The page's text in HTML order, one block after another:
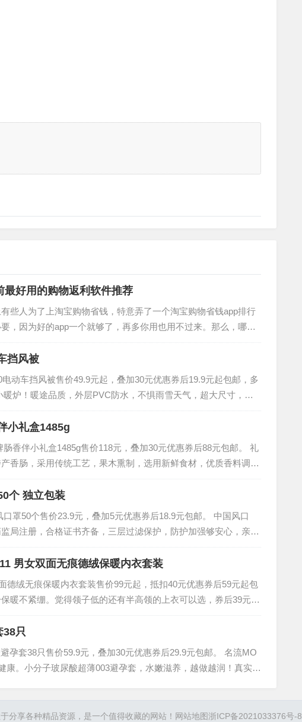
最好用的购物返利软件推荐
些人为了上淘宝购物省钱，特意弄了一个淘宝购物省钱app排行
，因为好的app一个就够了，再多你用也用不过来。那么，哪款
为大家推荐一款目前最好用的购物返…
挡风被
动车挡风被售价49.9元起，叠加30元优惠券后19.9元起包邮，多
炉！暖途品质，外层PVC防水，不惧雨雪天气，超大尺寸，厚
整个冬季更温暖。…
小礼盒1485g
香伴小礼盒1485g售价118元，叠加30元优惠券后88元包邮。 礼
香肠，采用传统工艺，果木熏制，选用新鲜食材，优质香料调
人，可烤煮炸，手工制作，…
个 独立包装
罩50个售价23.9元，叠加5元优惠券后18.9元包邮。 中国风口
局注册，合格证书齐备，三层过滤保护，防护加强够安心，亲肤
的安心！…
男女双面无痕德绒保暖内衣套装
德绒无痕保暖内衣套装售价99元起，抵扣40元优惠券后59元起包
暖不紧绷。觉得领子低的还有半高领的上衣可以选，券后39元。
用德绒双面磨毛技…
38只
孕套38只售价59.9元，叠加30元优惠券后29.9元包邮。 名流MO
康。小分子玻尿酸超薄003避孕套，水嫩滋养，越做越润！真实超
分享各种精品资源，是一个值得收藏的网站！ 网站地图浙ICP备2021033376号-8